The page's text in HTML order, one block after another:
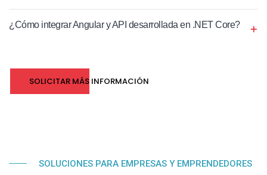
¿Cómo integrar Angular y API desarrollada en .NET Core?
SOLICITAR MÁS INFORMACIÓN
SOLUCIONES PARA EMPRESAS Y EMPRENDEDORES